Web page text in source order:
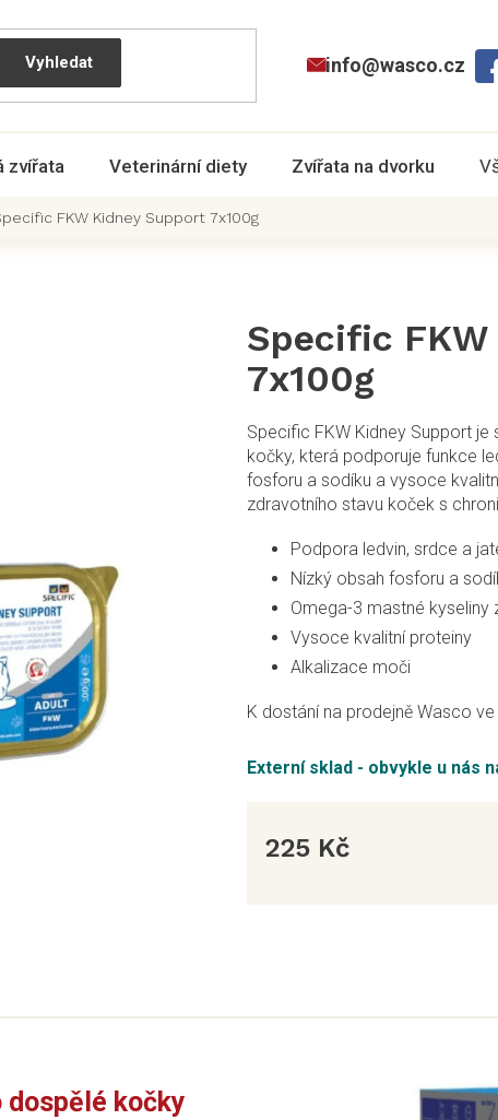
info@wasco.cz
zvířata Veterinární diety Zvířata na dvorku
FKW Kidney Support 7x100g
Externí sklad - obvykle u nás
Specific FKW Kidney Support
kočky, která podporuje funkce
fosforu a sodíku a vysoce
zdravotního stavu koček s
Podpora ledvin, srdce a
Nízký obsah fosforu a
Omega-3 mastné kyseliny
Vysoce kvalitní proteiny
Alkalizace moči
K dostání na prodejně Wasco
Specific
7x100g
225 Kč
dospělé kočky